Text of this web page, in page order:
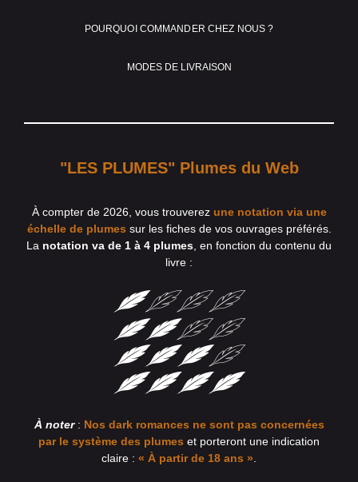
POURQUOI COMMANDER CHEZ NOUS ?
MODES DE LIVRAISON
"LES PLUMES" Plumes du Web
À compter de 2026, vous trouverez une notation via une
échelle de plumes sur les fiches de vos ouvrages préférés.
La notation va de 1 à 4 plumes , en fonction du contenu du
livre :
À noter: Nos dark romances ne sont pas concernées
par le système des plumes et porteront une indication
claire : « À partir de 18 ans »